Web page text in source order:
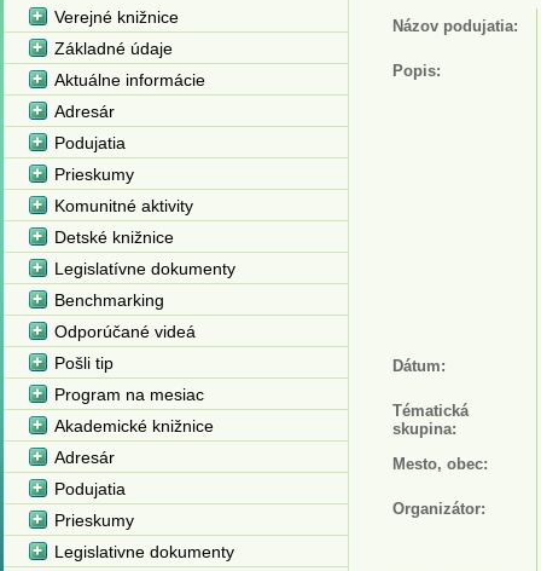
Názov podujatia:
Popis:
Dátum:
Tématická
skupina:
Mesto, obec:
Organizátor:
Verejné knižnice
Základné údaje
Aktuálne informácie
Adresár
Podujatia
Prieskumy
Komunitné aktivity
Detské knižnice
Legislatívne dokumenty
Benchmarking
Odporúčané videá
Pošli tip
Program na mesiac
Akademické knižnice
Adresár
Podujatia
Prieskumy
Legislativne dokumenty